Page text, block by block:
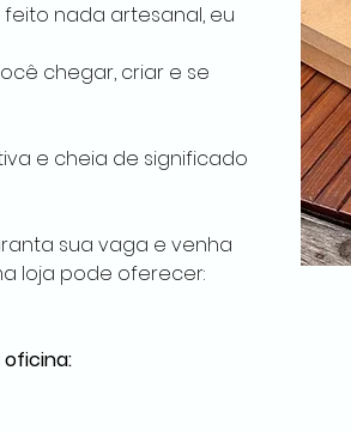
nada artesanal, eu
chegar, criar e se
e cheia de significado
sua vaga e venha
loja pode oferecer: